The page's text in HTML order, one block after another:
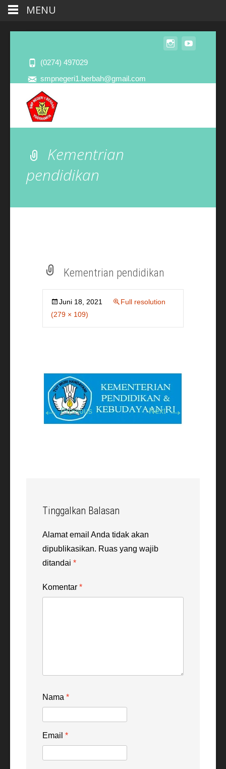
(0274) 497029
smpnegeri1.berbah@gmail.com
Kementrian
pendidikan
Kementrian pendidikan
Juni 18, 2021
Full resolution
(279 × 109)
←Previous Next→
Tinggalkan Balasan
Alamat email Anda tidak akan
dipublikasikan. Ruas yang wajib
ditandai *
Komentar *
Nama *
Email *
MENU